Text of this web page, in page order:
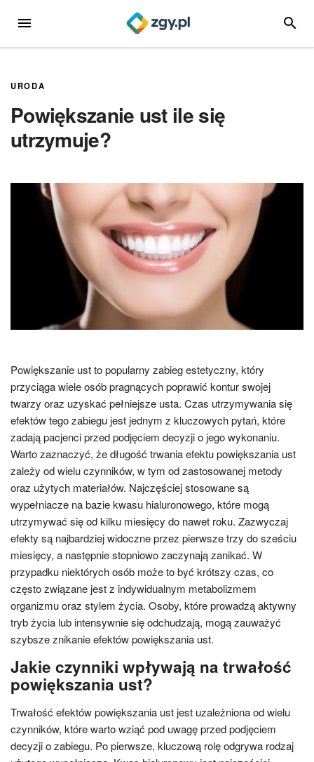
MENU
URODA
Powiększanie ust ile się
utrzymuje?
Powiększanie ust to popularny zabieg estetyczny, który
przyciąga wiele osób pragnących poprawić kontur swojej
twarzy oraz uzyskać pełniejsze usta. Czas utrzymywania się
efektów tego zabiegu jest jednym z kluczowych pytań, które
zadają pacjenci przed podjęciem decyzji o jego wykonaniu.
Warto zaznaczyć, że długość trwania efektu powiększania ust
zależy od wielu czynników, w tym od zastosowanej metody
oraz użytych materiałów. Najczęściej stosowane są
wypełniacze na bazie kwasu hialuronowego, które mogą
utrzymywać się od kilku miesięcy do nawet roku. Zazwyczaj
efekty są najbardziej widoczne przez pierwsze trzy do sześciu
miesięcy, a następnie stopniowo zaczynają zanikać. W
przypadku niektórych osób może to być krótszy czas, co
często związane jest z indywidualnym metabolizmem
organizmu oraz stylem życia. Osoby, które prowadzą aktywny
tryb życia lub intensywnie się odchudzają, mogą zauważyć
szybsze znikanie efektów powiększania ust.
Jakie czynniki wpływają na trwałość
powiększania ust?
Trwałość efektów powiększania ust jest uzależniona od wielu
czynników, które warto wziąć pod uwagę przed podjęciem
decyzji o zabiegu. Po pierwsze, kluczową rolę odgrywa rodzaj